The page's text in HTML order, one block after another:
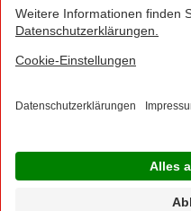
Jetzt Ihre NORMA
mehr
Geben Sie über "Meine Filiale" Ihre